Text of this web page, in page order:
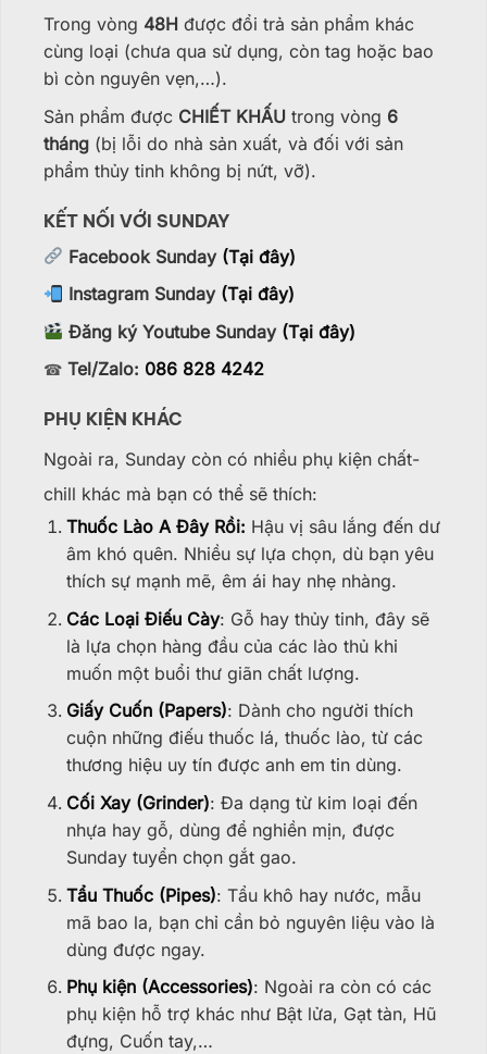
Trong vòng 48H được đổi trả sản phẩm khác
cùng loại (chưa qua sử dụng, còn tag hoặc bao
bì còn nguyên vẹn,…).
Sản phẩm được CHIẾT KHẤU trong vòng 6
tháng (bị lỗi do nhà sản xuất, và đối với sản
phẩm thủy tinh không bị nứt, vỡ).
KẾT NỐI VỚI SUNDAY
Facebook Sunday (Tại đây)
Instagram Sunday (Tại đây)
Đăng ký Youtube Sunday (Tại đây)
☎ Tel/Zalo: 086 828 4242
PHỤ KIỆN KHÁC
Ngoài ra, Sunday còn có nhiều phụ kiện chất-
chill khác mà bạn có thể sẽ thích:
Thuốc Lào A Đây Rồi: Hậu vị sâu lắng đến dư
âm khó quên. Nhiều sự lựa chọn, dù bạn yêu
thích sự mạnh mẽ, êm ái hay nhẹ nhàng.
Các Loại Điếu Cày: Gỗ hay thủy tinh, đây sẽ
là lựa chọn hàng đầu của các lào thủ khi
muốn một buổi thư giãn chất lượng.
Giấy Cuốn (Papers): Dành cho người thích
cuộn những điếu thuốc lá, thuốc lào, từ các
thương hiệu uy tín được anh em tin dùng.
Cối Xay (Grinder): Đa dạng từ kim loại đến
nhựa hay gỗ, dùng để nghiền mịn, được
Sunday tuyển chọn gắt gao.
Tẩu Thuốc (Pipes): Tẩu khô hay nước, mẫu
mã bao la, bạn chỉ cần bỏ nguyên liệu vào là
dùng được ngay.
Phụ kiện (Accessories): Ngoài ra còn có các
phụ kiện hỗ trợ khác như Bật lửa, Gạt tàn, Hũ
đựng, Cuốn tay,…